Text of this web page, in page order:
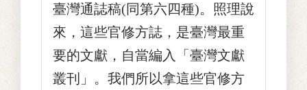
臺灣通誌稿(同第六四種)。照理說
來，這些官修方誌，是臺灣最重
要的文獻，自當編入「臺灣文獻
叢刊」。我們所以拿這些官修方